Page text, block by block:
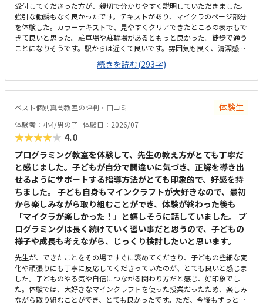
受付してくださった方が、親切で分かりやすく説明していただきました。
強引な勧誘もなく良かったです。テキストがあり、マイクラのページ部分
を体験した。カラーテキストで、見やすくクリアできたところの表示もで
きて良いと思った。駐車場や駐輪場があるともっと良かった。徒歩で通う
ことになりそうです。駅からは近くて良いです。雰囲気も良く、清潔感も
あった。部屋が区切られていて、個人スペースも確保されていて良かっ
た。基本料金以外に、追加料金があまり無さそうで良かった。できれば、
毎月1万以内で通いたいです。子供に熱心に話しかけてくださったり、褒
めてくださって、子供が頑張ろうという気持ちになれて良かった。
続きを読む(293字)
ベスト個別真岡教室の評判・口コミ 体験生
体験者：小4/男の子 体験日：2026/07
★★★★★ 4.0
プログラミング教室を体験して、先生の教え方がとても丁寧だ
と感じました。子どもが自分で間違いに気づき、正解を導き出
せるようにサポートする指導方法がとても印象的で、好感を持
ちました。 子ども自身もマインクラフトが大好きなので、最初
から楽しみながら取り組むことができ、体験が終わった後も
「マイクラが楽しかった！」と嬉しそうに話していました。 プ
ログラミングは長く続けていく習い事だと思うので、子どもの
様子や成長も考えながら、じっくり検討したいと思います。
先生が、できたことをその場ですぐに褒めてくださり、子どもの些細な変
化や頑張りにも丁寧に反応してくださっていたのが、とても良いと感じま
した。子どものやる気や自信につながる関わり方だと感じ、好印象でし
た。体験では、大好きなマインクラフトを使った授業だったため、楽しみ
ながら取り組むことができ、とても良かったです。ただ、今後もずっとマ